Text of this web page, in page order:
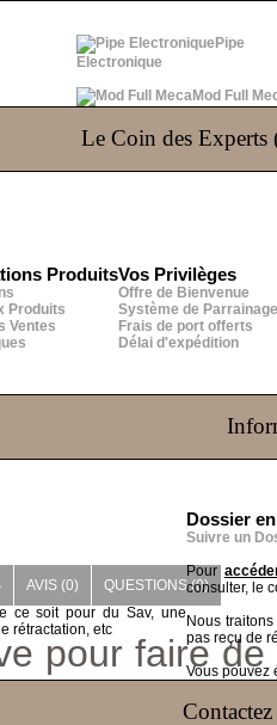
Pipe
Electronique
Mod Full
Le Coin des Experts
Produits
Produits
Ventes
Vos Privilèges
Offre de Bienvenue
Système de Parrainage
Frais de port offerts
Délai d'expédition
ce soit pour du Sav, une
rétractation, etc
Dossier
Suivre un
Pour
consulter, le
Nous
pas reçu de
Vous pouvez
AVIS (0) QUESTIONS(0)
pour faire de
quotidiens.